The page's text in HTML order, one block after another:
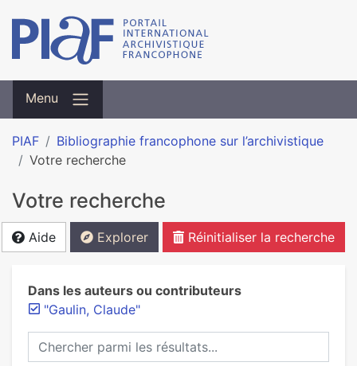
Menu
PIAF
Bibliographie francophone sur l’archivistique
Votre recherche
Votre recherche
Aide Explorer Réinitialiser la recherche
Dans les auteurs ou contributeurs
"Gaulin, Claude"
Chercher parmi les résultats...